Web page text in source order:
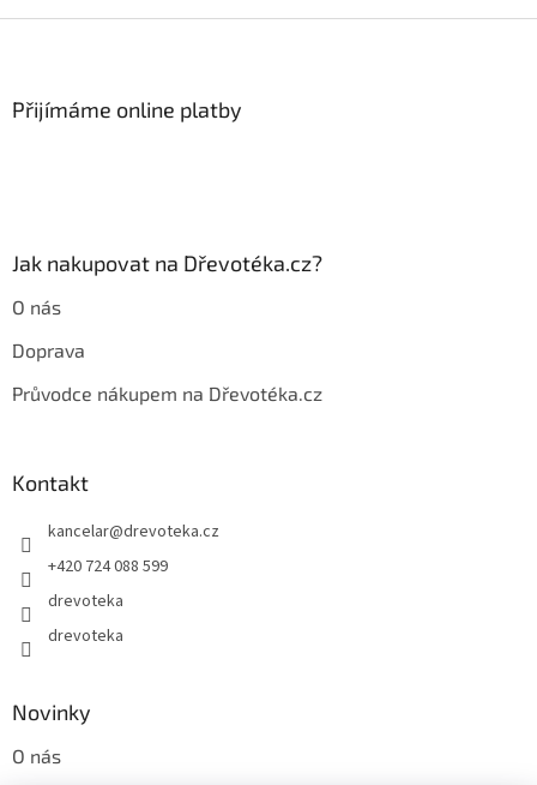
p
v
Přijímáme online platby
Jak nakupovat na Dřevotéka.cz?
O nás
Doprava
Průvodce nákupem na Dřevotéka.cz
Kontakt
kancelar@drevoteka.cz
+420 724 088 599
drevoteka
drevoteka
Novinky
O nás